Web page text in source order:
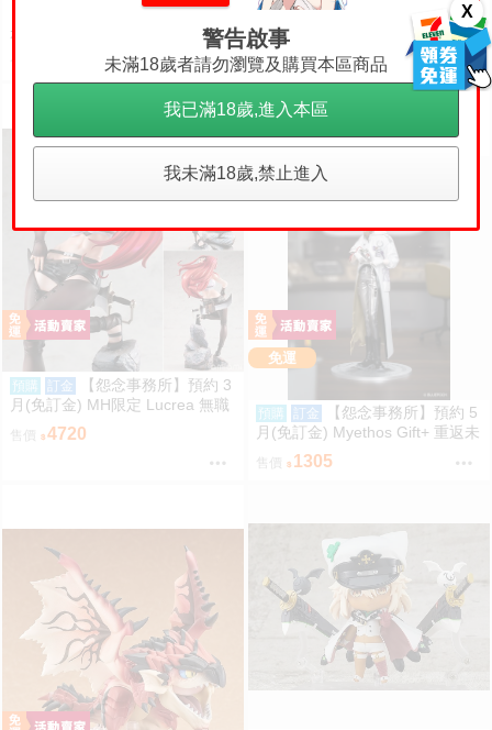
X
《NMBOOKS》日文漫畫 太陽ひ
かる 白津川心太「エロティカ
ル・ウィザードと12人の花嫁
預購 轉蛋概念館~預約 2月 GSC
盲盒系列 初音未來 雪未來全明星
模型收藏 Vol.2 8入 超商付款免訂
金
售價 3520 銷量:1
預購 訂金
【怨念事務所】預約 3
月(免訂金) MH限定 Lucrea 無職
轉生 艾莉絲 全高約27公分 0816
4720
免運
預購 訂金
【怨念事務所】預約 5
月(免訂金) Myethos Gift+ 重返未
來 1999 兔毛手袋 1/8 1011
售價 1305
警告啟事
未滿18歲者請勿瀏覽及購買本區商品
我已滿18歲,進入本區
我未滿18歲,禁止進入